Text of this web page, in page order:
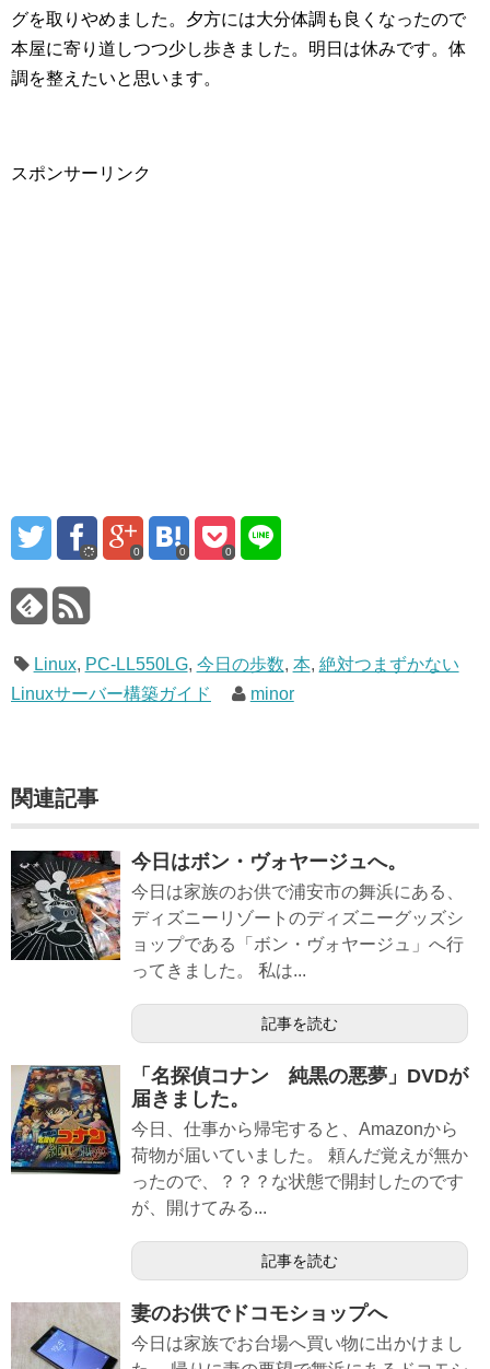
グを取りやめました。夕方には大分体調も良くなったので
本屋に寄り道しつつ少し歩きました。明日は休みです。体
調を整えたいと思います。
スポンサーリンク
0 0 0
Linux, PC-LL550LG, 今日の歩数, 本, 絶対つまずかない
Linuxサーバー構築ガイド
minor
関連記事
今日はボン・ヴォヤージュへ。
今日は家族のお供で浦安市の舞浜にある、
ディズニーリゾートのディズニーグッズシ
ョップである「ボン・ヴォヤージュ」へ行
ってきました。 私は...
記事を読む
「名探偵コナン 純黒の悪夢」DVDが
届きました。
今日、仕事から帰宅すると、Amazonから
荷物が届いていました。 頼んだ覚えが無か
ったので、？？？な状態で開封したのです
が、開けてみる...
記事を読む
妻のお供でドコモショップへ
今日は家族でお台場へ買い物に出かけまし